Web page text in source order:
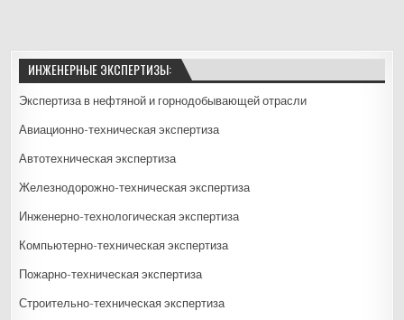
ИНЖЕНЕРНЫЕ ЭКСПЕРТИЗЫ:
Экспертиза в нефтяной и горнодобывающей отрасли
Авиационно-техническая экспертиза
Автотехническая экспертиза
Железнодорожно-техническая экспертиза
Инженерно-технологическая экспертиза
Компьютерно-техническая экспертиза
Пожарно-техническая экспертиза
Строительно-техническая экспертиза